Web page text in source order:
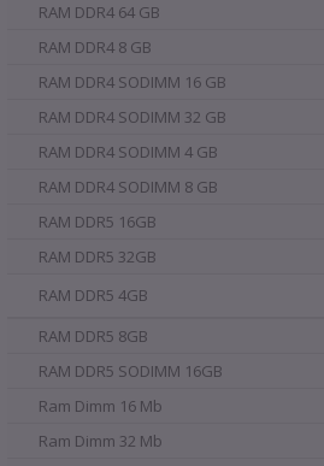
RAM DDR4 64 GB
RAM DDR4 8 GB
RAM DDR4 SODIMM 16 GB
RAM DDR4 SODIMM 32 GB
RAM DDR4 SODIMM 4 GB
RAM DDR4 SODIMM 8 GB
RAM DDR5 16GB
RAM DDR5 32GB
RAM DDR5 4GB
RAM DDR5 8GB
RAM DDR5 SODIMM 16GB
Ram Dimm 16 Mb
Ram Dimm 32 Mb